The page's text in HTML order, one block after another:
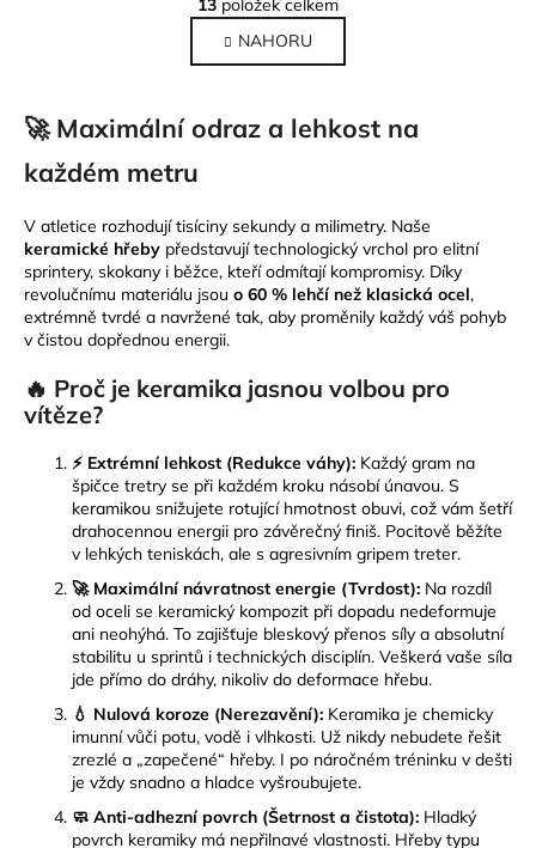
v
l
á
a
r
v
k
y
p
u
á
n
k
á
NAHORU
🚀 Maximální odraz a lehkost na
každém metru
V atletice rozhodují tisíciny sekundy a milimetry. Naše
keramické hřeby představují technologický vrchol pro elitní
sprintery, skokany i běžce, kteří odmítají kompromisy. Díky
revolučnímu materiálu jsou o 60 % lehčí než klasická ocel,
extrémně tvrdé a navržené tak, aby proměnily každý váš pohyb
v čistou dopřednou energii.
🔥 Proč je keramika jasnou volbou pro
vítěze?
⚡ Extrémní lehkost (Redukce váhy): Každý gram na
špičce tretry se při každém kroku násobí únavou. S
keramikou snižujete rotující hmotnost obuvi, což vám šetří
drahocennou energii pro závěrečný finiš. Pocitově běžíte
v lehkých teniskách, ale s agresivním gripem treter.
🚀 Maximální návratnost energie (Tvrdost): Na rozdíl
od oceli se keramický kompozit při dopadu nedeformuje
ani neohýhá. To zajišťuje bleskový přenos síly a absolutní
stabilitu u sprintů i technických disciplín. Veškerá vaše síla
jde přímo do dráhy, nikoliv do deformace hřebu.
💧 Nulová koroze (Nerezavění): Keramika je chemicky
imunní vůči potu, vodě i vlhkosti. Už nikdy nebudete řešit
zrezlé a „zapečené“ hřeby. I po náročném tréninku v dešti
je vždy snadno a hladce vyšroubujete.
🧼 Anti-adhezní povrch (Šetrnost a čistota): Hladký
povrch keramiky má nepřilnavé vlastnosti. Hřeby typu